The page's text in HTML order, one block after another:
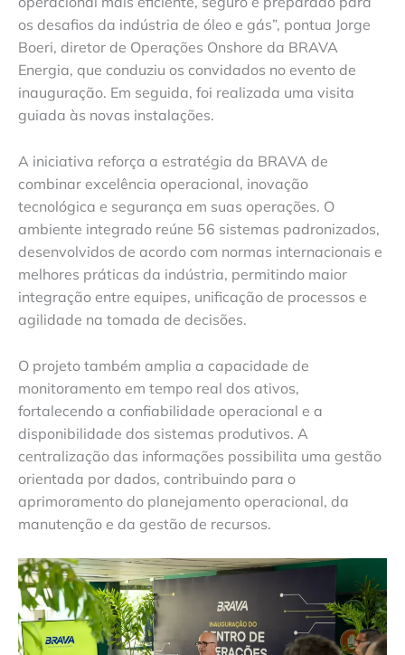
os desafios da indústria de óleo e gás”, pontua Jorge
Boeri, diretor de Operações Onshore da BRAVA
Energia, que conduziu os convidados no evento de
inauguração. Em seguida, foi realizada uma visita
guiada às novas instalações.
A iniciativa reforça a estratégia da BRAVA de
combinar excelência operacional, inovação
tecnológica e segurança em suas operações. O
ambiente integrado reúne 56 sistemas padronizados,
desenvolvidos de acordo com normas internacionais e
melhores práticas da indústria, permitindo maior
integração entre equipes, unificação de processos e
agilidade na tomada de decisões.
O projeto também amplia a capacidade de
monitoramento em tempo real dos ativos,
fortalecendo a confiabilidade operacional e a
disponibilidade dos sistemas produtivos. A
centralização das informações possibilita uma gestão
orientada por dados, contribuindo para o
aprimoramento do planejamento operacional, da
manutenção e da gestão de recursos.